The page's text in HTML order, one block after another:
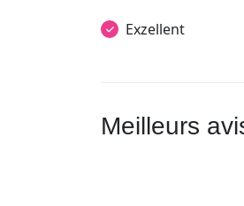
Exzellent
Meilleurs